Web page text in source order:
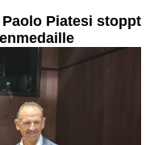
Piatesi stoppt